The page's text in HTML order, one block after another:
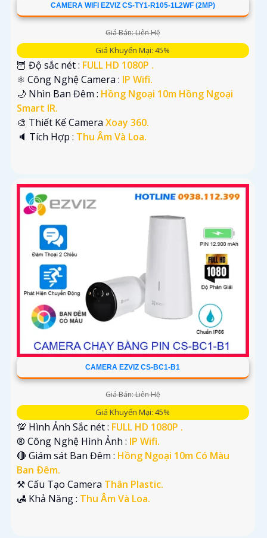
CAMERA WIFI EZVIZ CS-TY1-R105-1L2WF (2MP)
Giá Bán: Liên Hệ
Giá Khuyến Mại: 45%
🦉 Độ sắc nét : FULL HD 1080P .
⚛️ Công Nghệ Camera : IP Wifi.
🌙 Nhìn Ban Đêm : Hồng Ngoại 10m Hồng Ngoại
Smart IR.
🎨 Thiết Kế Camera Xoay 360.
️🔈 Tích Hợp : Thu Âm Và Loa.
CAMERA EZVIZ CS-BC1-B1
Giá Bán: Liên Hệ
Giá Khuyến Mại: 45%
💯 Hình Ảnh Sắc nét : FULL HD 1080P .
®️ Công Nghệ Hình Ảnh : IP Wifi.
🔴 Giám sát Ban Đêm : Hồng Ngoại 10m Có Màu
Ban Ðêm.
⚒ Cấu Tạo Camera Thân Plastic.
️🛃 Khả Năng : Thu Âm Và Loa.